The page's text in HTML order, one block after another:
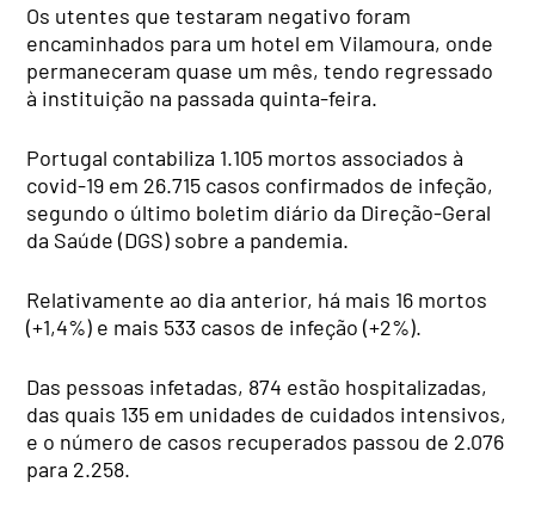
Os utentes que testaram negativo foram
encaminhados para um hotel em Vilamoura, onde
permaneceram quase um mês, tendo regressado
à instituição na passada quinta-feira.
Portugal contabiliza 1.105 mortos associados à
covid-19 em 26.715 casos confirmados de infeção,
segundo o último boletim diário da Direção-Geral
da Saúde (DGS) sobre a pandemia.
Relativamente ao dia anterior, há mais 16 mortos
(+1,4%) e mais 533 casos de infeção (+2%).
Das pessoas infetadas, 874 estão hospitalizadas,
das quais 135 em unidades de cuidados intensivos,
e o número de casos recuperados passou de 2.076
para 2.258.